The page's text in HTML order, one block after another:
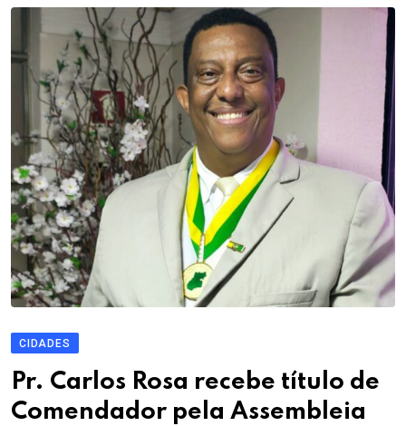
CIDADES
Pr. Carlos Rosa recebe título de
Comendador pela Assembleia